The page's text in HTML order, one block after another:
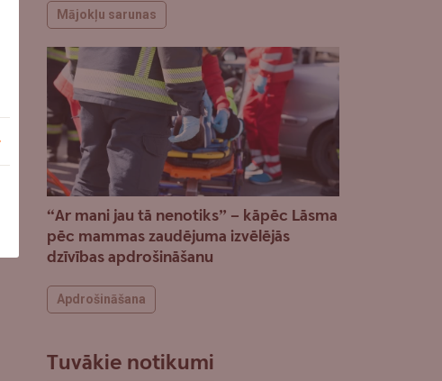
Mājokļu sarunas
“Ar mani jau tā nenotiks” – kāpēc Lāsma
pēc mammas zaudējuma izvēlējās
dzīvības apdrošināšanu
Apdrošināšana
Tuvākie notikumi